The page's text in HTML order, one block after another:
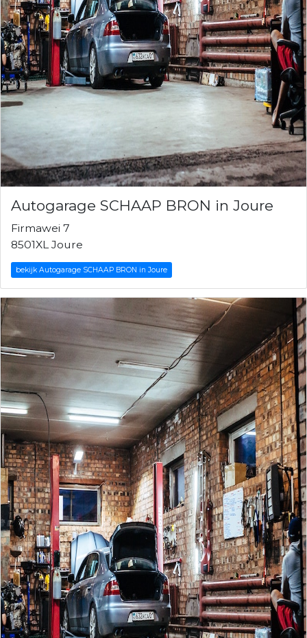
Autogarage SCHAAP BRON in Joure
Firmawei 7
8501XL Joure
bekijk Autogarage SCHAAP BRON in Joure